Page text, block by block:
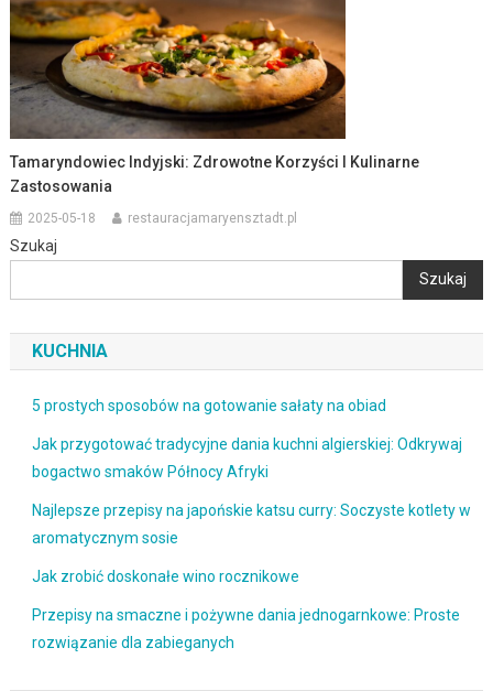
Tamaryndowiec Indyjski: Zdrowotne Korzyści I Kulinarne
Zastosowania
2025-05-18 restauracjamaryensztadt.pl
Szukaj
Szukaj
KUCHNIA
5 prostych sposobów na gotowanie sałaty na obiad
Jak przygotować tradycyjne dania kuchni algierskiej: Odkrywaj
bogactwo smaków Północy Afryki
Najlepsze przepisy na japońskie katsu curry: Soczyste kotlety w
aromatycznym sosie
Jak zrobić doskonałe wino rocznikowe
Przepisy na smaczne i pożywne dania jednogarnkowe: Proste
rozwiązanie dla zabieganych